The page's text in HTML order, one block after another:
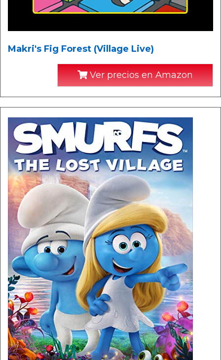
Makri's Fig Forest (Village Live)
Ver precios en Amazon